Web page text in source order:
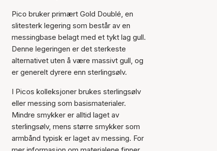
Pico bruker primært Gold Doublé, en
slitesterk legering som består av en
messingbase belagt med et tykt lag gull.
Denne legeringen er det sterkeste
alternativet uten å være massivt gull, og
er generelt dyrere enn sterlingsølv.
I Picos kolleksjoner brukes sterlingsølv
eller messing som basismaterialer.
Mindre smykker er alltid laget av
sterlingsølv, mens større smykker som
armbånd typisk er laget av messing. For